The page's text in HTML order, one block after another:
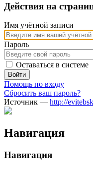
Действия на
Имя учётной записи
Пароль
Оставаться в системе
Войти
Помощь по входу
Сбросить ваш пароль?
Источник — http://
Навигация
Навигация